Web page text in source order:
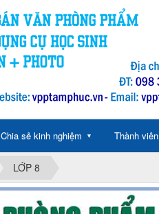
Chia sẻ kinh nghiệm ▼ Thành viên
LỚP 8